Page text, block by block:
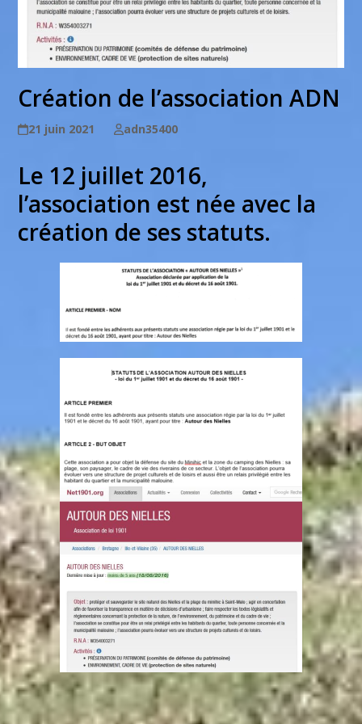
Création de l’association ADN
21 juin 2021 adn35400
Le 12 juillet 2016,
l’association est née avec la
création de ses statuts.